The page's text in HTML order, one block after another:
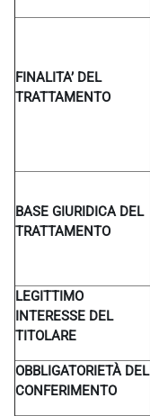
FINALITA’ DEL
TRATTAMENTO
BASE GIURIDICA DEL
TRATTAMENTO
LEGITTIMO
INTERESSE DEL
TITOLARE
OBBLIGATORIETÀ DEL
CONFERIMENTO